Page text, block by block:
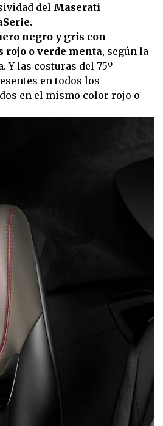
del Maserati
negro y gris con
rojo o verde menta, según la
Y las costuras del 75º
en todos los
en el mismo color rojo o